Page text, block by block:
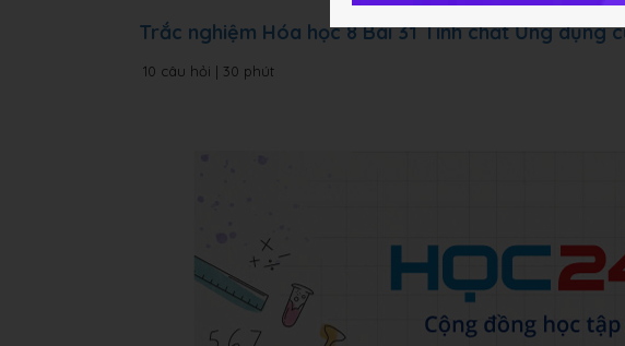
Trắc nghiệm Hóa học 8 Bài 31 Tính chất Ứng dụng
10 câu hỏi | 30 phút